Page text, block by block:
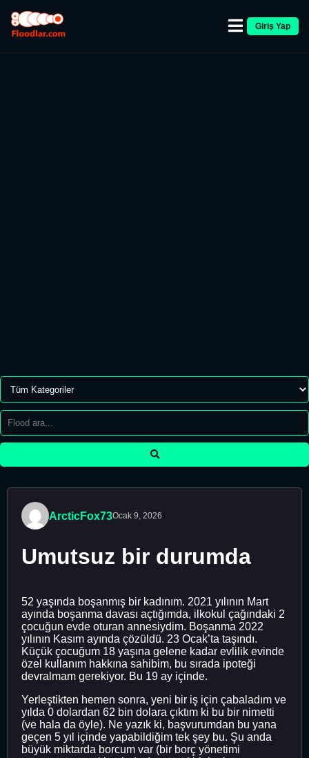
Giriş Yap
ArcticFox73Ocak 9, 2026
Umutsuz bir durumda
52 yaşında boşanmış bir kadınım. 2021 yılının Mart
ayında boşanma davası açtığımda, ilkokul çağındaki 2
çocuğun evde oturan annesiydim. Boşanma 2022
yılının Kasım ayında çözüldü. 23 Ocak’ta taşındı.
Küçük çocuğum 18 yaşına gelene kadar evlilik evinde
özel kullanım hakkına sahibim, bu sırada ipoteği
devralmam gerekiyor. Bu 19 ay içinde.
Yerleştikten hemen sonra, yeni bir iş için çabaladım ve
yılda 0 dolardan 62 bin dolara çıktım ki bu bir nimetti
(ve hala da öyle). Ne yazık ki, başvurumdan bu yana
geçen 5 yıl içinde yapabildiğim tek şey bu. Şu anda
büyük miktarda borcum var (bir borç yönetimi